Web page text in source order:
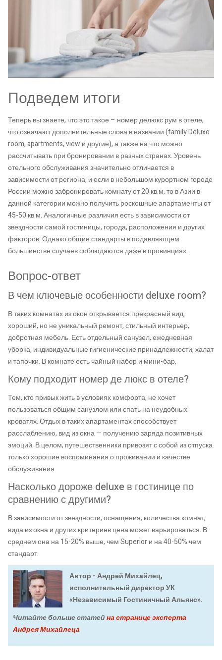
Подведем итоги
Теперь вы знаете, что это такое – номер делюкс рум в отеле,
что означают дополнительные слова в названии (family Deluxe
room, apartments, view и другие), а также на что можно
рассчитывать при бронировании в разных странах. Уровень
отельного обслуживания значительно отличается в
зависимости от региона, и если в небольшом курортном городе
России можно забронировать комнату от 20 кв.м, то в Азии в
данной категории можно получить роскошные апартаменты от
45-50 кв.м. Аналогичные различия есть в зависимости от
звездности самой гостиницы, города, расположения и других
факторов. Однако общие стандарты в подавляющем
большинстве случаев соблюдаются даже в провинциях.
Вопрос-ответ
В чем ключевые особенности deluxe room?
В таких комнатах из окон открывается прекрасный вид,
хороший, но не уникальный ремонт, стильный интерьер,
добротная мебель. Есть отдельный санузел, ежедневная
уборка, индивидуальные гигиенические принадлежности, халат
и тапочки. В комнате есть чайный набор и мини-бар.
Кому подходит номер де люкс в отеле?
Тем, кто привык жить в условиях комфорта, не хочет
пользоваться общим санузлом или спать на неудобных
кроватях. Отдых в таких апартаментах способствует
расслаблению, вид из окна — получению заряда позитивных
эмоций. В целом, путешественники привозят с собой из отпуска
только хорошие воспоминания о проживании и качестве
обслуживания.
Насколько дороже deluxe в гостинице по
сравнению с другими?
В зависимости от звездности, оснащения, количества комнат,
вида из окна и других критериев цена может варьироваться. В
среднем она на 15-20% выше, чем Superior и на 40-50% чем
стандарт.
Автор - Андрей Михайлец,
исполнительный директор УК
«Независимый Гостиничный Альянс».
Читайте больше статейна странице эксперта
Андрея Михайлеца